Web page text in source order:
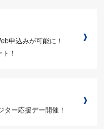
申込みが可能に！
！
ー応援デー開催！